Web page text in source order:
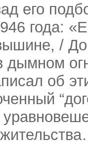
его
года:
/
дымном
об